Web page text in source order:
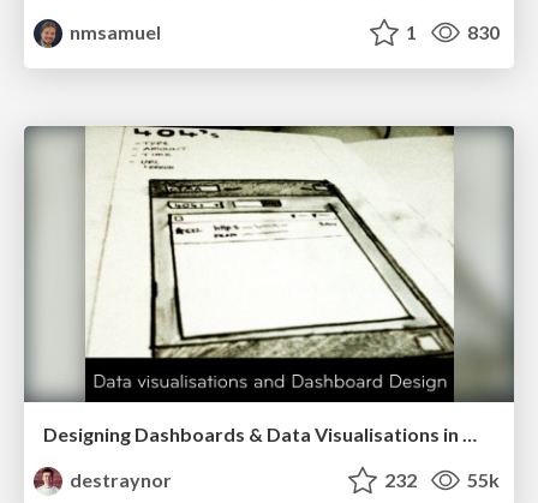
nmsamuel
1 830
Designing Dashboards & Data Visualisations in Web Apps
destraynor
232 55k